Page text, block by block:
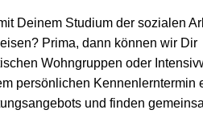
Deinem Studium der sozialen
Prima, dann können wir Dir
Wohngruppen oder
persönlichen Kennenlerntermin
und finden